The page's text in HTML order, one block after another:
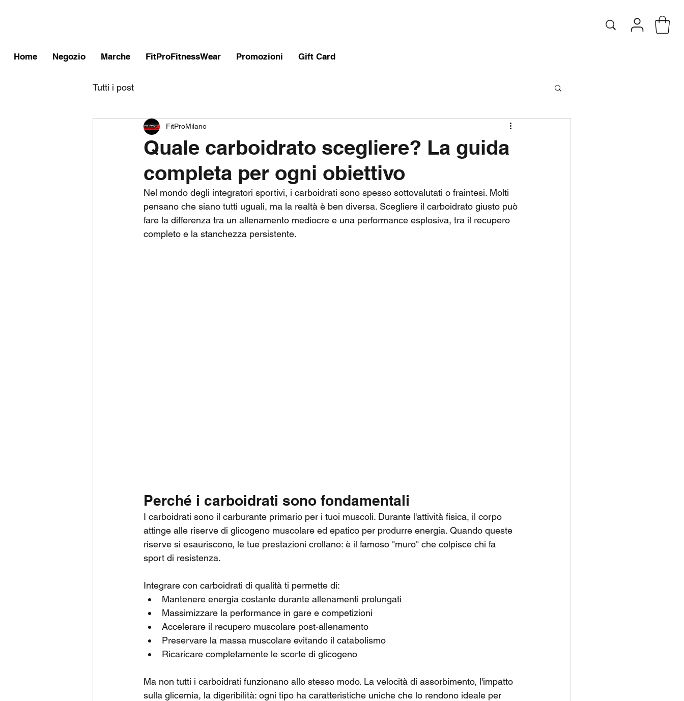
Home Negozio Marche FitProFitnessWear Promozioni Gift Card
Tutti i post
Quale carboidrato scegliere? La guida
completa per ogni obiettivo
FitProMilano
Nel mondo degli integratori sportivi, i carboidrati sono spesso sottovalutati o fraintesi. Molti
pensano che siano tutti uguali, ma la realtà è ben diversa. Scegliere il carboidrato giusto può
fare la differenza tra un allenamento mediocre e una performance esplosiva, tra il recupero
completo e la stanchezza persistente.
Perché i carboidrati sono fondamentali
I carboidrati sono il carburante primario per i tuoi muscoli. Durante l'attività fisica, il corpo
attinge alle riserve di glicogeno muscolare ed epatico per produrre energia. Quando queste
riserve si esauriscono, le tue prestazioni crollano: è il famoso "muro" che colpisce chi fa
sport di resistenza.
Integrare con carboidrati di qualità ti permette di:
Mantenere energia costante durante allenamenti prolungati
Massimizzare la performance in gare e competizioni
Accelerare il recupero muscolare post-allenamento
Preservare la massa muscolare evitando il catabolismo
Ricaricare completamente le scorte di glicogeno
Ma non tutti i carboidrati funzionano allo stesso modo. La velocità di assorbimento, l'impatto
sulla glicemia, la digeribilità: ogni tipo ha caratteristiche uniche che lo rendono ideale per